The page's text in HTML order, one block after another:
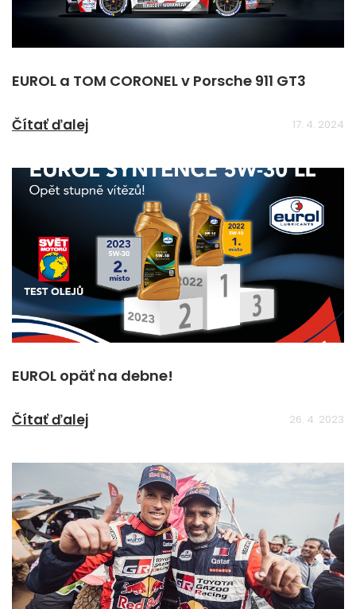
EUROL a TOM CORONEL v Porsche 911 GT3
Čítať ďalej 17. 4. 2024
EUROL opäť na debne!
Čítať ďalej 26. 4. 2023